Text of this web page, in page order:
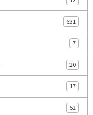
631
7
20
17
52